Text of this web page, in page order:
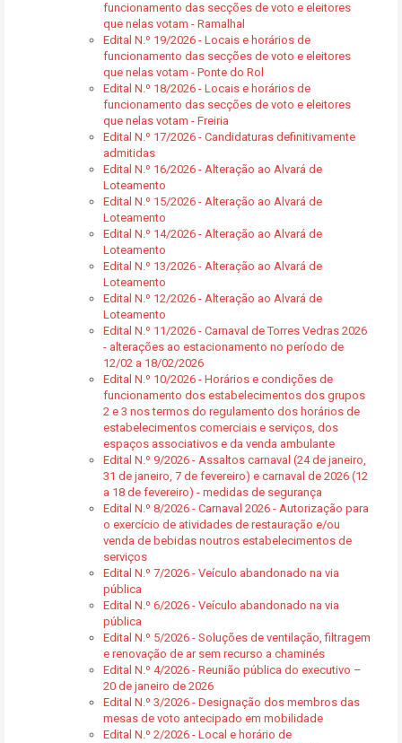
funcionamento das secções de voto e eleitores
que nelas votam - Ramalhal
Edital N.º 19/2026 - Locais e horários de
funcionamento das secções de voto e eleitores
que nelas votam - Ponte do Rol
Edital N.º 18/2026 - Locais e horários de
funcionamento das secções de voto e eleitores
que nelas votam - Freiria
Edital N.º 17/2026 - Candidaturas definitivamente
admitidas
Edital N.º 16/2026 - Alteração ao Alvará de
Loteamento
Edital N.º 15/2026 - Alteração ao Alvará de
Loteamento
Edital N.º 14/2026 - Alteração ao Alvará de
Loteamento
Edital N.º 13/2026 - Alteração ao Alvará de
Loteamento
Edital N.º 12/2026 - Alteração ao Alvará de
Loteamento
Edital N.º 11/2026 - Carnaval de Torres Vedras 2026
- alterações ao estacionamento no período de
12/02 a 18/02/2026
Edital N.º 10/2026 - Horários e condições de
funcionamento dos estabelecimentos dos grupos
2 e 3 nos termos do regulamento dos horários de
estabelecimentos comerciais e serviços, dos
espaços associativos e da venda ambulante
Edital N.º 9/2026 - Assaltos carnaval (24 de janeiro,
31 de janeiro, 7 de fevereiro) e carnaval de 2026 (12
a 18 de fevereiro) - medidas de segurança
Edital N.º 8/2026 - Carnaval 2026 - Autorização para
o exercício de atividades de restauração e/ou
venda de bebidas noutros estabelecimentos de
serviços
Edital N.º 7/2026 - Veículo abandonado na via
pública
Edital N.º 6/2026 - Veículo abandonado na via
pública
Edital N.º 5/2026 - Soluções de ventilação, filtragem
e renovação de ar sem recurso a chaminés
Edital N.º 4/2026 - Reunião pública do executivo –
20 de janeiro de 2026
Edital N.º 3/2026 - Designação dos membros das
mesas de voto antecipado em mobilidade
Edital N.º 2/2026 - Local e horário de